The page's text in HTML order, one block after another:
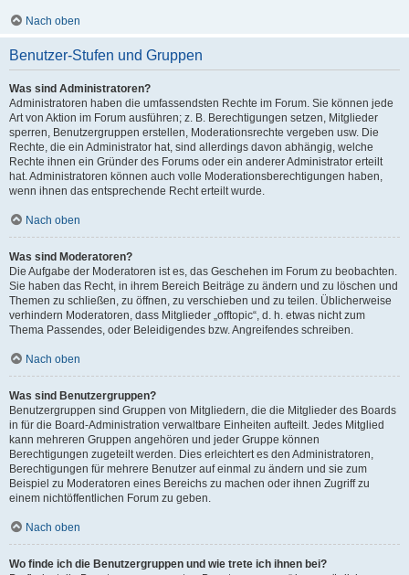
Nach oben
Benutzer-Stufen und Gruppen
Was sind Administratoren?
Administratoren haben die umfassendsten Rechte im Forum. Sie können jede
Art von Aktion im Forum ausführen; z. B. Berechtigungen setzen, Mitglieder
sperren, Benutzergruppen erstellen, Moderationsrechte vergeben usw. Die
Rechte, die ein Administrator hat, sind allerdings davon abhängig, welche
Rechte ihnen ein Gründer des Forums oder ein anderer Administrator erteilt
hat. Administratoren können auch volle Moderationsberechtigungen haben,
wenn ihnen das entsprechende Recht erteilt wurde.
Nach oben
Was sind Moderatoren?
Die Aufgabe der Moderatoren ist es, das Geschehen im Forum zu beobachten.
Sie haben das Recht, in ihrem Bereich Beiträge zu ändern und zu löschen und
Themen zu schließen, zu öffnen, zu verschieben und zu teilen. Üblicherweise
verhindern Moderatoren, dass Mitglieder „offtopic“, d. h. etwas nicht zum
Thema Passendes, oder Beleidigendes bzw. Angreifendes schreiben.
Nach oben
Was sind Benutzergruppen?
Benutzergruppen sind Gruppen von Mitgliedern, die die Mitglieder des Boards
in für die Board-Administration verwaltbare Einheiten aufteilt. Jedes Mitglied
kann mehreren Gruppen angehören und jeder Gruppe können
Berechtigungen zugeteilt werden. Dies erleichtert es den Administratoren,
Berechtigungen für mehrere Benutzer auf einmal zu ändern und sie zum
Beispiel zu Moderatoren eines Bereichs zu machen oder ihnen Zugriff zu
einem nichtöffentlichen Forum zu geben.
Nach oben
Wo finde ich die Benutzergruppen und wie trete ich ihnen bei?